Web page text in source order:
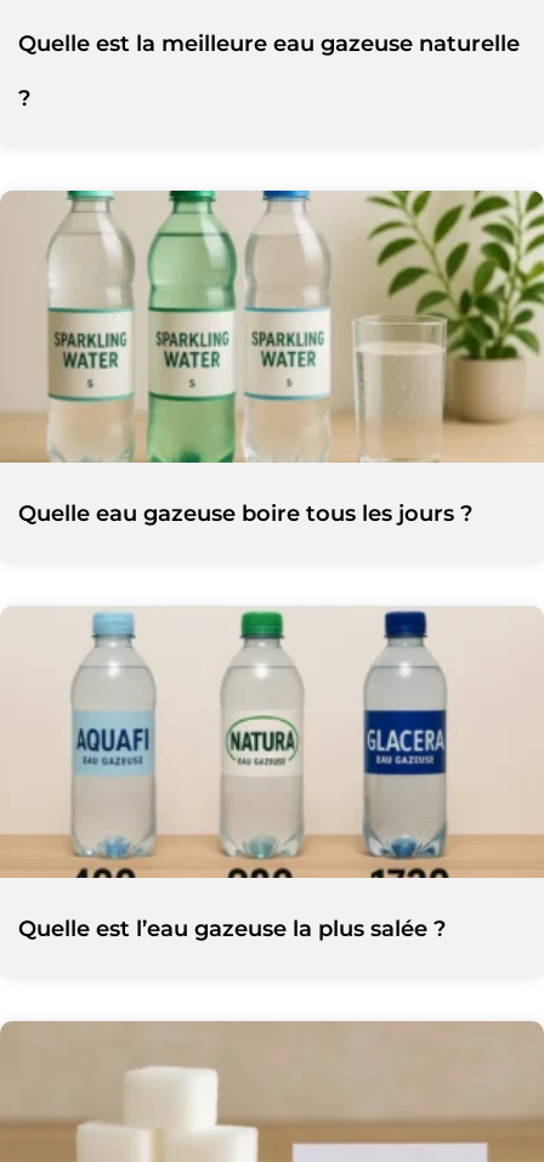
Quelle est la meilleure eau gazeuse naturelle
?
Quelle eau gazeuse boire tous les jours ?
Quelle est l’eau gazeuse la plus salée ?